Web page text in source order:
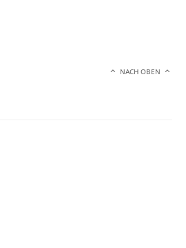
NACH OBEN